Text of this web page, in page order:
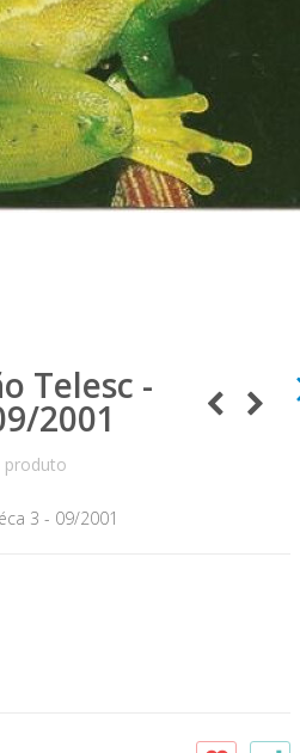
Telesc -
2001
produto
3 - 09/2001